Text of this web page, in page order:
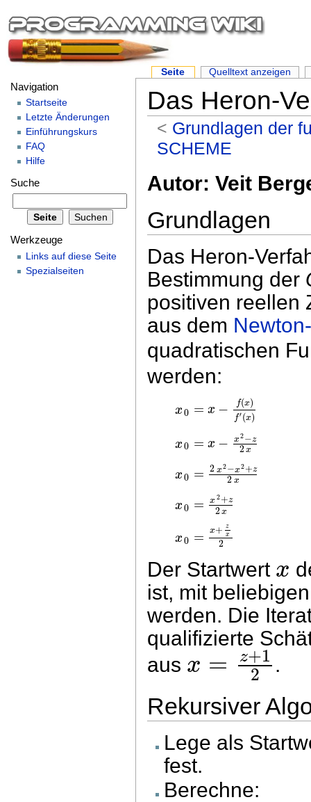
Das Heron-
< Grundlagen der
SCHEME
Autor: Veit
Grundlagen
Das Heron-
Bestimmung der
positiven reellen
aus dem
quadratischen
werden:
x0 = x − f(x)
f′(x)
x0 = x − x2−z
2x
x0 = 2x2−x2+z
2x
x0 = x2+z
2x
x0 = x+ z
x
2
Der Startwert x
ist, mit
werden. Die
qualifizierte
aus x = z+1
2 .
Rekursiver
Lege als
fest.
Berechne:
Seite Quelltext anzeigen
Navigation
Startseite
Letzte Änderungen
Einführungskurs
FAQ
Hilfe
Suche
Werkzeuge
Links auf diese Seite
Spezialseiten